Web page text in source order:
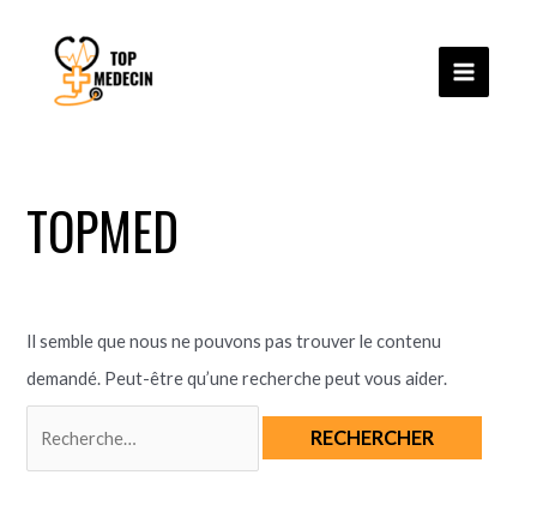
contenu
MENU
TOPMED
Il semble que nous ne pouvons pas trouver le contenu
demandé. Peut-être qu’une recherche peut vous aider.